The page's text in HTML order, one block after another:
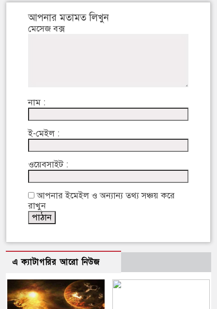
আপনার মতামত লিখুন
মেসেজ বক্স
নাম :
ই-মেইল :
ওয়েবসাইট :
আপনার ইমেইল ও অন্যান্য তথ্য সঞ্চয় করে
রাখুন
এ ক্যাটাগরির আরো নিউজ